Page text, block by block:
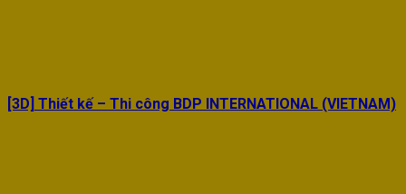
[3D] Thiết kế – Thi công BDP INTERNATIONAL (VIETNAM)